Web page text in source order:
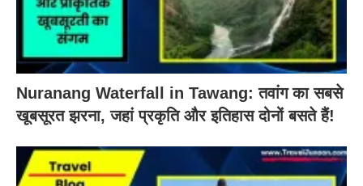
Nuranang Waterfall in Tawang: तवांग का सबसे
खूबसूरत झरना, जहां प्रकृति और इतिहास दोनों बसते हैं!